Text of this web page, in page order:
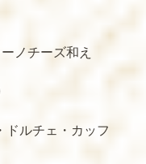
ノチーズ和え
ドルチェ・カッフ